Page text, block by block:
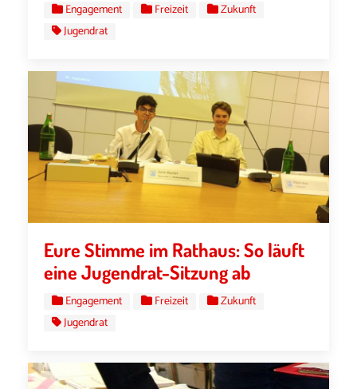
Engagement Freizeit
Zukunft
Jugendrat
Eure Stimme im Rathaus: So läuft
eine Jugendrat-Sitzung ab
Engagement Freizeit
Zukunft
Jugendrat